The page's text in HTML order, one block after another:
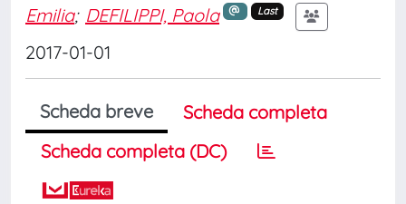
Emilia; DEFILIPPI, Paola Last
2017-01-01
Scheda breve
Scheda completa
Scheda completa (DC)